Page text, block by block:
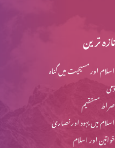
تازہ ترین
اسلام اور مسیحیت میں گناہ
ذمی
صراط مستقیم
اسلام میں یہود اور نصاریٰ
خواتین اور اسلام